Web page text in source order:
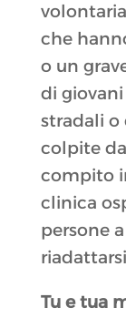
che
o un
di
stradali o
colpite
compito
clinica
persone
Tu e tua